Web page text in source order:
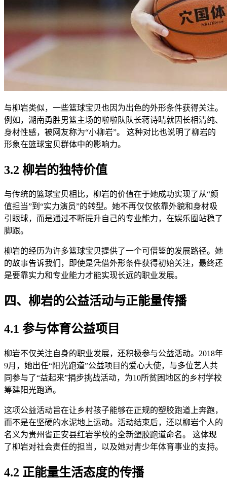
与柳岩类似，一些篮球宝贝也因为出色的外形条件获得关注。
例如，湖南勇胜男篮主场的啦啦队队长蒋诗晴就因长相清纯、
身材性感，被网友称为“小柳岩”。 这种对比也说明了柳岩的
形象在篮球宝贝群体中的影响力。
3.2 柳岩的独特价值
与传统的篮球宝贝相比，柳岩的价值在于她成功实现了从“颜
值担当”到“实力演员”的转型。她不再仅仅依靠外貌和身材吸
引眼球，而是通过不断提升自己的专业能力，在娱乐圈站稳了
脚跟。
柳岩的经历为许多篮球宝贝提供了一个可借鉴的发展路径。她
的故事告诉我们，即使是凭借外形条件获得初始关注，最终还
是要靠实力和专业能力才能实现长远的职业发展。
四、柳岩的公益活动与正能量传播
4.1 参与体育公益项目
柳岩不仅关注自身的职业发展，还积极参与公益活动。2018年
9月，她出任“阳光跑道”公益项目的爱心大使，与多位艺人共
同参与了“益起来”捐步挑战活动，为10所贫困地区的乡村学校
筹建阳光跑道。
这项公益活动旨在让乡村孩子能够在正规的塑胶跑道上奔跑，
而不是在坚硬的水泥地上运动。活动结束后，还以柳岩个人的
名义为贵州省正安县红岩学校的全新塑胶跑道命名。 这体现
了柳岩对社会责任的担当，以及她对青少年体育事业的支持。
4.2 正能量生活态度的传播